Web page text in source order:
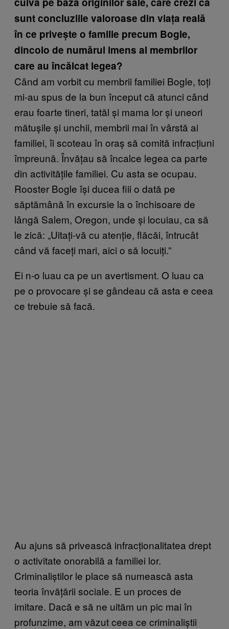
sunt concluziile valoroase din viața reală
în ce privește o familie precum Bogle,
dincolo de numărul imens al membrilor
care au încălcat legea?
Când am vorbit cu membrii familiei Bogle, toți
mi-au spus de la bun început că atunci când
erau foarte tineri, tatăl și mama lor și uneori
mătușile și unchii, membrii mai în vârstă ai
familiei, îi scoteau în oraș să comită infracțiuni
împreună. Învățau să încalce legea ca parte
din activitățile familiei. Cu asta se ocupau.
Rooster Bogle își ducea fiii o dată pe
săptămână în excursie la o închisoare de
lângă Salem, Oregon, unde și locuiau, ca să
le zică: „Uitați-vă cu atenție, flăcăi, întrucât
când vă faceți mari, aici o să locuiți.”
Ei n-o luau ca pe un avertisment. O luau ca
pe o provocare și se gândeau că asta e ceea
ce trebuie să facă.
Au ajuns să privească infracționalitatea drept
o activitate onorabilă a familiei lor.
Criminaliștilor le place să numească asta
teoria învățării sociale. E un proces de
imitare. Dacă e să ne uităm un pic mai în
profunzime, am văzut ceea ce criminaliștii